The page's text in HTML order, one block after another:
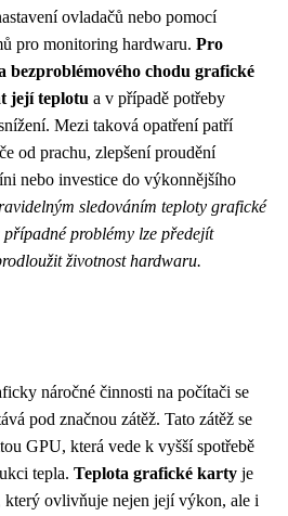
ovladačů nebo pomocí
pro monitoring hardwaru. Pro
bezproblémového chodu grafické
její teplotu a v případě potřeby
Mezi taková opatření patří
od prachu, zlepšení proudění
nebo investice do výkonnějšího
sledováním teploty grafické
problémy lze předejít
životnost hardwaru.
náročné činnosti na počítači se
pod značnou zátěž. Tato zátěž se
GPU, která vede k vyšší spotřebě
tepla. Teplota grafické karty je
ovlivňuje nejen její výkon, ale i